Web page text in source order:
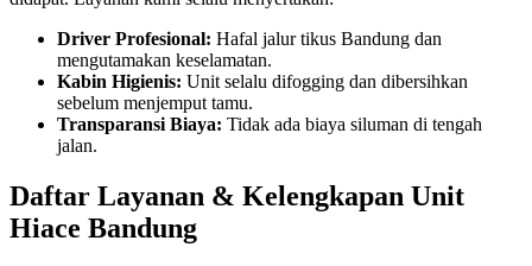
Driver Profesional: Hafal jalur tikus Bandung dan
mengutamakan keselamatan.
Kabin Higienis: Unit selalu difogging dan dibersihkan
sebelum menjemput tamu.
Transparansi Biaya: Tidak ada biaya siluman di tengah
jalan.
Daftar Layanan & Kelengkapan Unit
Hiace Bandung